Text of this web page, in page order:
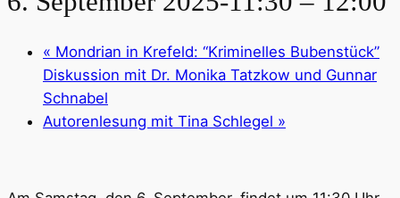
« Mondrian in Krefeld: “Kriminelles Bubenstück”
Diskussion mit Dr. Monika Tatzkow und Gunnar
Schnabel
Autorenlesung mit Tina Schlegel »